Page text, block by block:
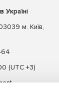
Україні
м. Київ,
64
(UTC +3)